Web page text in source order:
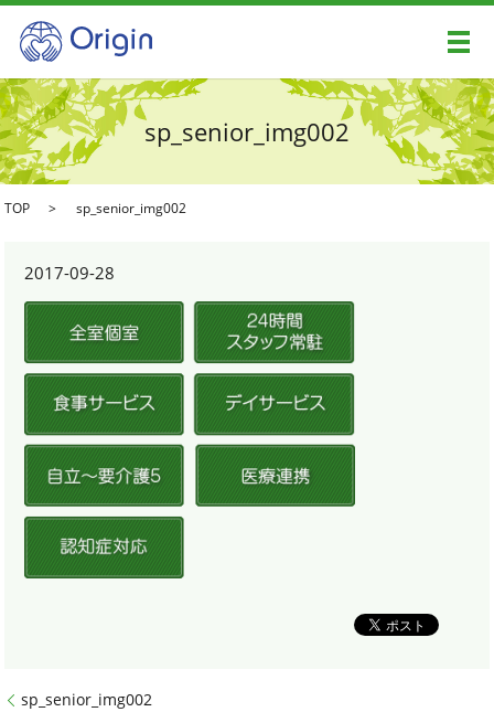
メ
sp_senior_img002
TOP sp_senior_img002
2017-09-28
sp_senior_img002